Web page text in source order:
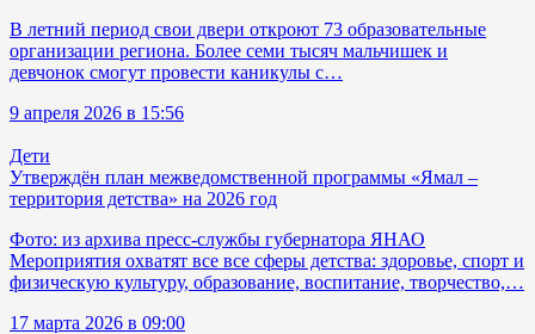
В летний период свои двери откроют 73 образовательные
организации региона. Более семи тысяч мальчишек и
девчонок смогут провести каникулы с…
9 апреля 2026 в 15:56
Дети
Утверждён план межведомственной программы «Ямал –
территория детства» на 2026 год
Фото: из архива пресс-службы губернатора ЯНАО
Мероприятия охватят все все сферы детства: здоровье, спорт и
физическую культуру, образование, воспитание, творчество,…
17 марта 2026 в 09:00